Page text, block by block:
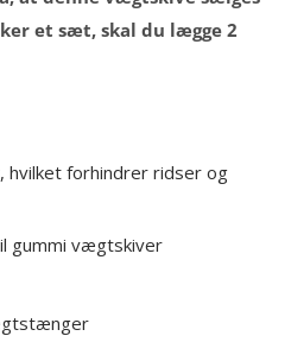
et sæt, skal du lægge 2
hvilket forhindrer ridser og
gummi vægtskiver